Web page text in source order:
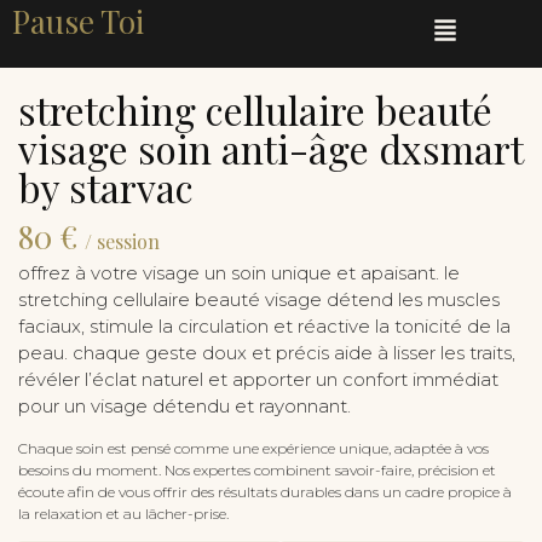
Pause Toi
stretching cellulaire beauté
visage soin anti-âge dxsmart
by starvac
80 € / session
offrez à votre visage un soin unique et apaisant. le
stretching cellulaire beauté visage détend les muscles
faciaux, stimule la circulation et réactive la tonicité de la
peau. chaque geste doux et précis aide à lisser les traits,
révéler l’éclat naturel et apporter un confort immédiat
pour un visage détendu et rayonnant.
Chaque soin est pensé comme une expérience unique, adaptée à vos
besoins du moment. Nos expertes combinent savoir-faire, précision et
écoute afin de vous offrir des résultats durables dans un cadre propice à
la relaxation et au lâcher-prise.